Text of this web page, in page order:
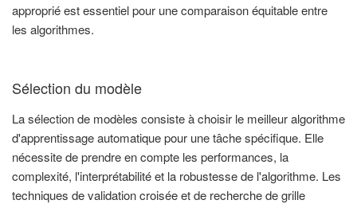
approprié est essentiel pour une comparaison équitable entre
les algorithmes.
Sélection du modèle
La sélection de modèles consiste à choisir le meilleur algorithme
d'apprentissage automatique pour une tâche spécifique. Elle
nécessite de prendre en compte les performances, la
complexité, l'interprétabilité et la robustesse de l'algorithme. Les
techniques de validation croisée et de recherche de grille